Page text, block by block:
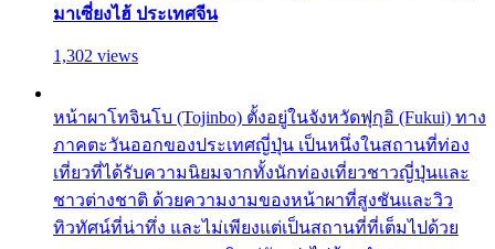
มาเซี่ยงไฮ้ ประเทศจีน
1,302 views
หน้าผาโทจินโบ (Tojinbo) ตั้งอยู่ในจังหวัดฟุกุอิ (Fukui) ทาง
ภาคตะวันออกของประเทศญี่ปุ่น เป็นหนึ่งในสถานที่ท่อง
เที่ยวที่ได้รับความนิยมจากทั้งนักท่องเที่ยวชาวญี่ปุ่นและ
ชาวต่างชาติ ด้วยความงามของหน้าผาที่สูงชันและวิว
ทิวทัศน์ที่น่าทึ่ง และไม่เพียงแต่เป็นสถานที่ที่เต็มไปด้วย